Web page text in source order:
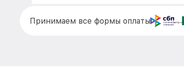
Принимаем все формы оплаты